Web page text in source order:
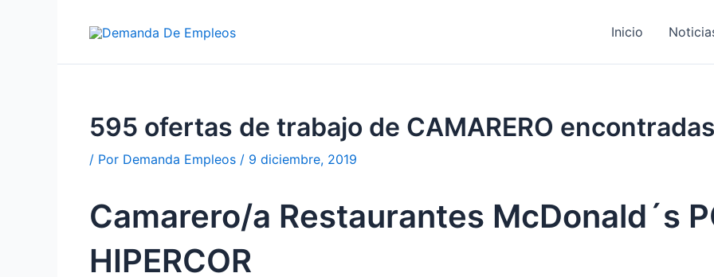
Inicio
595 ofertas de trabajo de CAMARERO encontradas
/ Por Demanda Empleos / 9 diciembre, 2019
Camarero/a Restaurantes McDonald´s
HIPERCOR